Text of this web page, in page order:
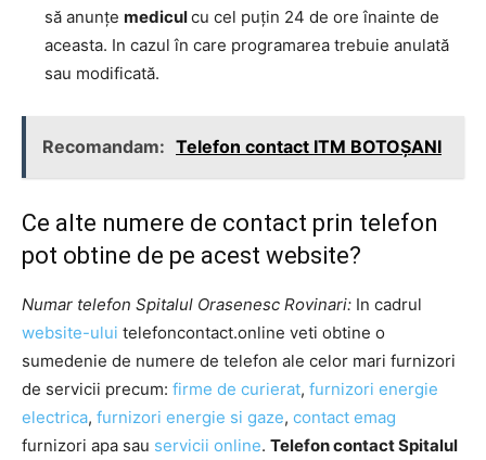
să anunţe mediculcu cel puţin 24 de ore înainte de
aceasta. In cazul în care programarea trebuie anulată
sau modificată.
Recomandam: Telefon contact ITM BOTOȘANI
Ce alte numere de contact prin telefon
pot obtine de pe acest website?
Numar telefon Spitalul Orasenesc Rovinari: In cadrul
website-ului telefoncontact.online veti obtine o
sumedenie de numere de telefon ale celor mari furnizori
de servicii precum: firme de curierat, furnizori energie
electrica, furnizori energie si gaze, contact emag
furnizori apa sau servicii online. Telefon contact Spitalul